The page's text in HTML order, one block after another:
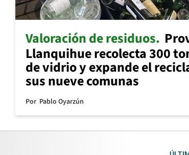
Valoración de residuos
Llanquihue recolecta 300
de vidrio y expande el
sus nueve comunas
Por Pablo Oyarzún